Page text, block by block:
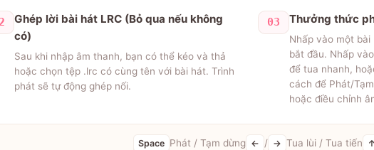
Ghép lời bài hát LRC (Bỏ qua nếu không
có)
Sau khi nhập âm thanh, bạn có thể kéo và thả
hoặc chọn tệp .lrc có cùng tên với bài hát. Trình
phát sẽ tự động ghép nối.
03 Thưởng thức
Nhấp vào một
bắt đầu. Nhấp
để tua nhanh,
cách để Phát/
hoặc điều chỉnh
Space Phát / Tạm dừng ← / → Tua lùi / Tua tiến ↑